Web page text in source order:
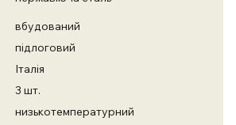
вбудований
підлоговий
Італія
3 шт.
низькотемпературний